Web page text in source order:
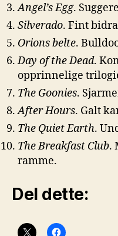
Angel’s Egg.
Silverado. Fint
Orions belte.
Day of the Dead.
opprinnelige
The Goonies.
After Hours. Galt
The Quiet Earth.
The Breakfast Club.
ramme.
Del dette: